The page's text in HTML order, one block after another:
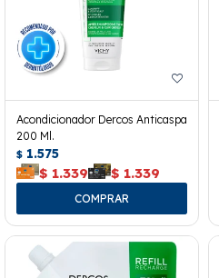
Acondicionador Dercos Anticaspa
200 Ml.
$ 1.575
$ 1.339 $ 1.339